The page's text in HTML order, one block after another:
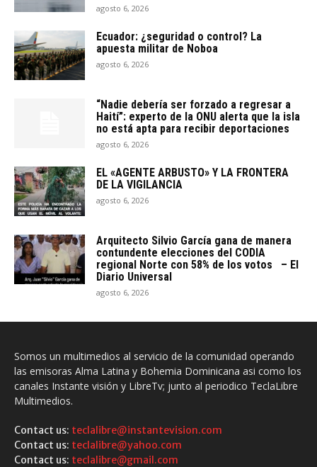
agosto 6, 2026
Ecuador: ¿seguridad o control? La
apuesta militar de Noboa
agosto 6, 2026
“Nadie debería ser forzado a regresar a
Haití”: experto de la ONU alerta que la isla
no está apta para recibir deportaciones
agosto 6, 2026
EL «AGENTE ARBUSTO» Y LA FRONTERA
DE LA VIGILANCIA
agosto 6, 2026
Arquitecto SiIvio García gana de manera
contundente elecciones del CODIA
regional Norte con 58% de los votos – El
Diario Universal
agosto 6, 2026
Somos un multimedios al servicio de la comunidad operando
las emisoras Alma Latina y Bohemia Dominicana asi como los
canales Instante visión y LibreTv; junto al periodico TeclaLibre
Multimedios.
Contact us: teclalibre@instantevision.com
Contact us: teclalibre@yahoo.com
Contact us: teclalibre@gmail.com